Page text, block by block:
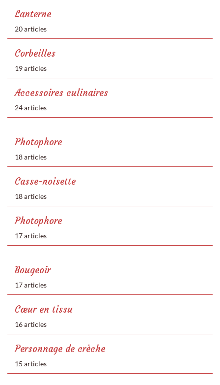
Lanterne
20 articles
Corbeilles
19 articles
Accessoires culinaires
24 articles
Photophore
18 articles
Casse-noisette
18 articles
Photophore
17 articles
Bougeoir
17 articles
Cœur en tissu
16 articles
Personnage de crèche
15 articles